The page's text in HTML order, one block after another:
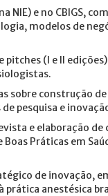
e no CBIGS,
modelos de
(I e II
sobre construção
pesquisa e
e elaboração de
Práticas em
de inovação,
anestésica